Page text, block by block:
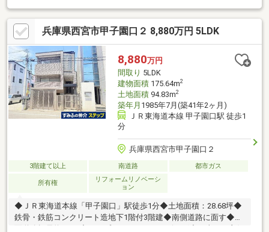
おうちの中に風と光が入り込みます 北側も畑につき、開放感ア
リ◎■気になる水回り一式等新品に♪ 外壁等もリフォーム予定で
す！■お洗濯物が良く乾く南向きバルコニー 日当たりが良くお
部屋も明るいですね■購入後も安心！『契約不適合責任』２年間
アリ 雨漏りや白アリなど安心保障ですね♪～・～・【固定費を見
直してみませんか？】◆月々のお支払い４万円台！ 今のお家賃
と比べてみませんか？
兵庫県西宮市甲子園口２ 8,880万円 5LDK
8,880万円
間取り 5LDK
建物面積175.64m2
土地面積94.83m2
築年月 1985年7月(築41年2ヶ月)
ＪＲ東海道本線 甲子園口駅 徒歩1
分
兵庫県西宮市甲子園口２
3階建て以上 南道路 都市ガス
所有権
リフォームリノベーシ
ョン
◆ＪＲ東海道本線「甲子園口」駅徒歩1分◆土地面積：28.68坪◆
鉄骨・鉄筋コンクリート造地下1階付3階建◆南側道路に面す◆前
面道路幅員約7.6ｍ◆トップライトのあるリビング◆日当たり良好